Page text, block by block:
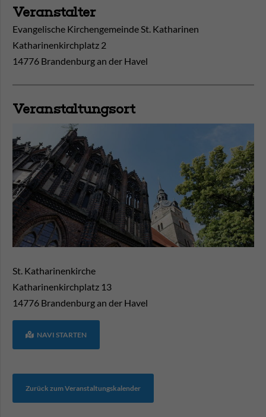
Veranstalter
Evangelische Kirchengemeinde St. Katharinen
Katharinenkirchplatz 2
14776 Brandenburg an der Havel
Veranstaltungsort
St. Katharinenkirche
Katharinenkirchplatz 13
14776 Brandenburg an der Havel
NAVI STARTEN
Zurück zum Veranstaltungskalender